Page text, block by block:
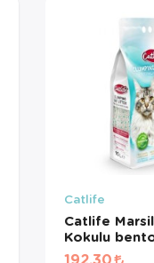
Catlife
Catlife
Kokulu
Kumu 10 Lt
192,30